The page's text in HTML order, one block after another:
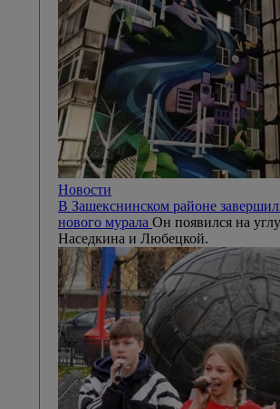
Новости
В Зашекснинском районе
нового мурала Он появился на
Наседкина и Любецкой.